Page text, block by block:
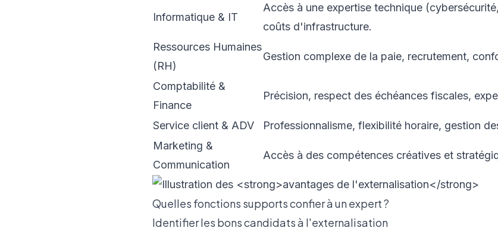
Informatique & IT
Accès à une expertise technique
coûts d'infrastructure.
Ressources Humaines
(RH)
Gestion complexe de la paie, recrutement,
Comptabilité &
Finance
Précision, respect des échéances fiscales,
Service client & ADV
Professionnalisme, flexibilité horaire, gestion
Marketing &
Communication
Accès à des compétences créatives et
Quelles fonctions supports confier à un expert ?
Identifier les bons candidats à l'externalisation